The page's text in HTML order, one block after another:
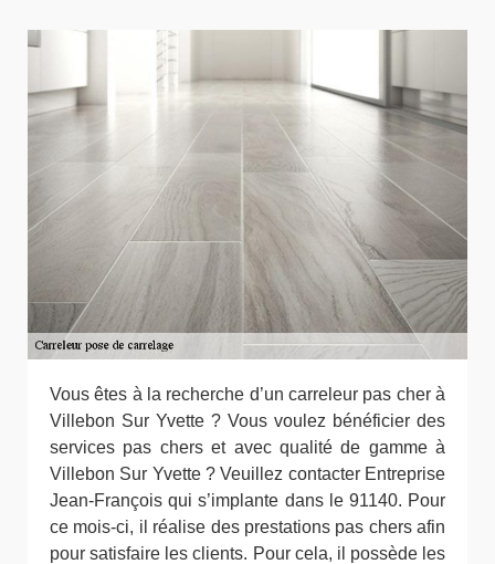
Vous êtes à la recherche d’un carreleur pas cher à
Villebon Sur Yvette ? Vous voulez bénéficier des
services pas chers et avec qualité de gamme à
Villebon Sur Yvette ? Veuillez contacter Entreprise
Jean-François qui s’implante dans le 91140. Pour
ce mois-ci, il réalise des prestations pas chers afin
pour satisfaire les clients. Pour cela, il possède les